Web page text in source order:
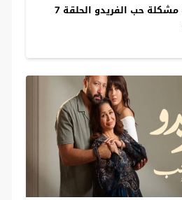
مسلسل 55 مشكلة حب الفريدو الحلقة 7